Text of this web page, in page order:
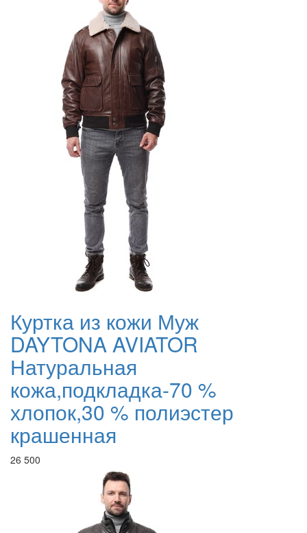
Куртка из кожи Муж
DAYTONA AVIATOR
Натуральная
кожа,подкладка-70 %
хлопок,30 % полиэстер
крашенная
26 500